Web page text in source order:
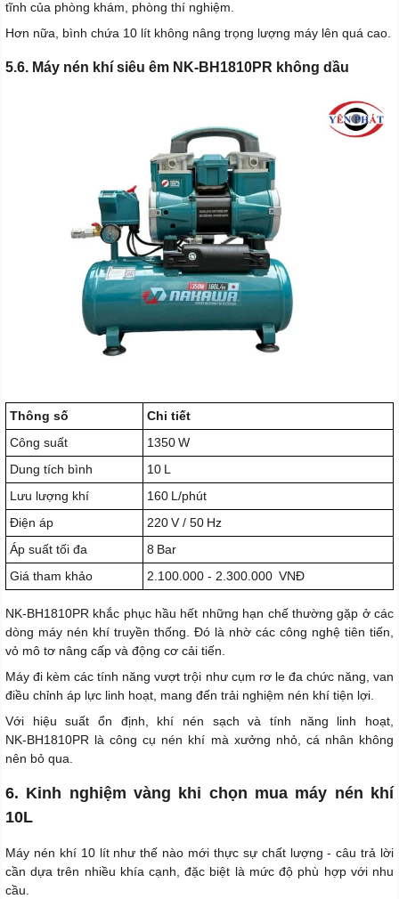
tĩnh của phòng khám, phòng thí nghiệm.
Hơn nữa, bình chứa 10 lít không nâng trọng lượng máy lên quá cao.
5.6. Máy nén khí siêu êm NK-BH1810PR không dầu
Thông số
Chi tiết
Công suất
1350 W
Dung tích bình
10 L
Lưu lượng khí
160 L/phút
Điện áp
220 V / 50 Hz
Áp suất tối đa
8 Bar
Giá tham khảo
2.100.000 - 2.300.000 VNĐ
NK‑BH1810PR khắc phục hầu hết những hạn chế thường gặp ở các
dòng máy nén khí truyền thống. Đó là nhờ các công nghệ tiên tiến,
vỏ mô tơ nâng cấp và động cơ cải tiến.
Máy đi kèm các tính năng vượt trội như cụm rơ le đa chức năng, van
điều chỉnh áp lực linh hoạt, mang đến trải nghiệm nén khí tiện lợi.
Với hiệu suất ổn định, khí nén sạch và tính năng linh hoạt,
NK‑BH1810PR là công cụ nén khí mà xưởng nhỏ, cá nhân không
nên bỏ qua.
6. Kinh nghiệm vàng khi chọn mua máy nén khí
10L
Máy nén khí 10 lít như thế nào mới thực sự chất lượng - câu trả lời
cần dựa trên nhiều khía cạnh, đặc biệt là mức độ phù hợp với nhu
cầu.